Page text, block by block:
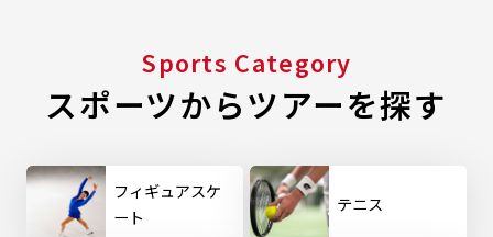
Sports Category
スポーツからツアーを探す
フィギュアスケ
ート
テニス